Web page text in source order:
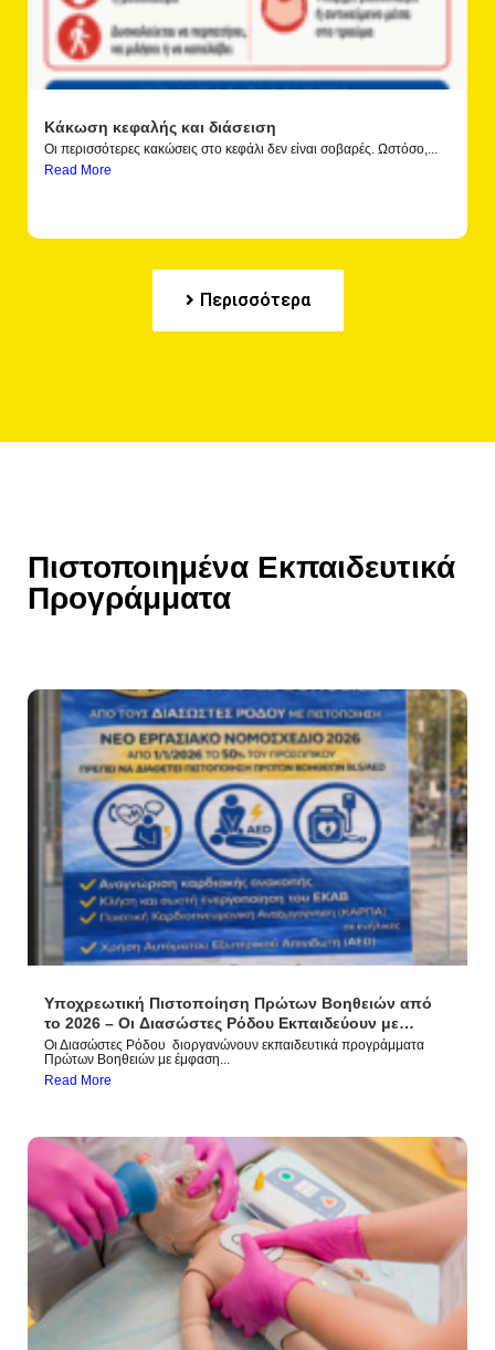
Κάκωση κεφαλής και διάσειση
Οι περισσότερες κακώσεις στο κεφάλι δεν είναι σοβαρές. Ωστόσο,...
Read More
Περισσότερα
Πιστοποιημένα Εκπαιδευτικά
Προγράμματα
Υποχρεωτική Πιστοποίηση Πρώτων Βοηθειών από
το 2026 – Οι Διασώστες Ρόδου Εκπαιδεύουν με
Πιστοποίηση ERC
Οι Διασώστες Ρόδου διοργανώνουν εκπαιδευτικά προγράμματα
Πρώτων Βοηθειών με έμφαση...
Read More